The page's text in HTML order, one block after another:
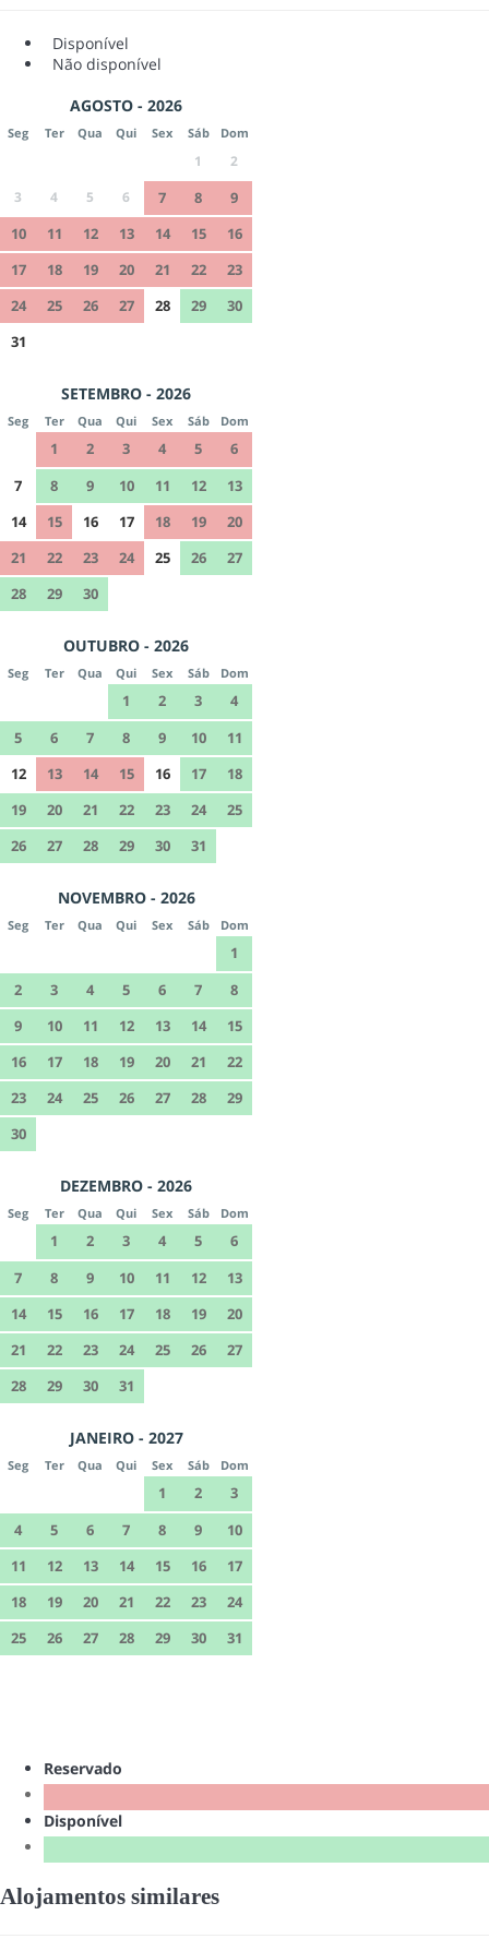
Disponível
Não disponível
AGOSTO - 2026
Seg Ter Qua Qui Sex Sáb Dom
1
2
3
4 5 6 7 8
9
10
11 12 13 14 15
16
17
18 19 20 21 22
23
24
25 26 27 28 29
30
31
SETEMBRO - 2026
Seg Ter Qua Qui Sex Sáb Dom
1 2 3 4 5
6
7
8 9 10 11 12
13
14
15 16 17 18 19
20
21
22 23 24 25 26
27
28
29 30
OUTUBRO - 2026
Seg Ter Qua Qui Sex Sáb Dom
1 2 3
4
5
6 7 8 9 10
11
12
13 14 15 16 17
18
19
20 21 22 23 24
25
26
27 28 29 30 31
NOVEMBRO - 2026
Seg Ter Qua Qui Sex Sáb Dom
1
2
3 4 5 6 7
8
9
10 11 12 13 14
15
16
17 18 19 20 21
22
23
24 25 26 27 28
29
30
DEZEMBRO - 2026
Seg Ter Qua Qui Sex Sáb Dom
1 2 3 4 5
6
7
8 9 10 11 12
13
14
15 16 17 18 19
20
21
22 23 24 25 26
27
28
29 30 31
JANEIRO - 2027
Seg Ter Qua Qui Sex Sáb Dom
1 2
3
4
5 6 7 8 9
10
11
12 13 14 15 16
17
18
19 20 21 22 23
24
25
26 27 28 29 30 31
Reservado
Disponível
Alojamentos similares